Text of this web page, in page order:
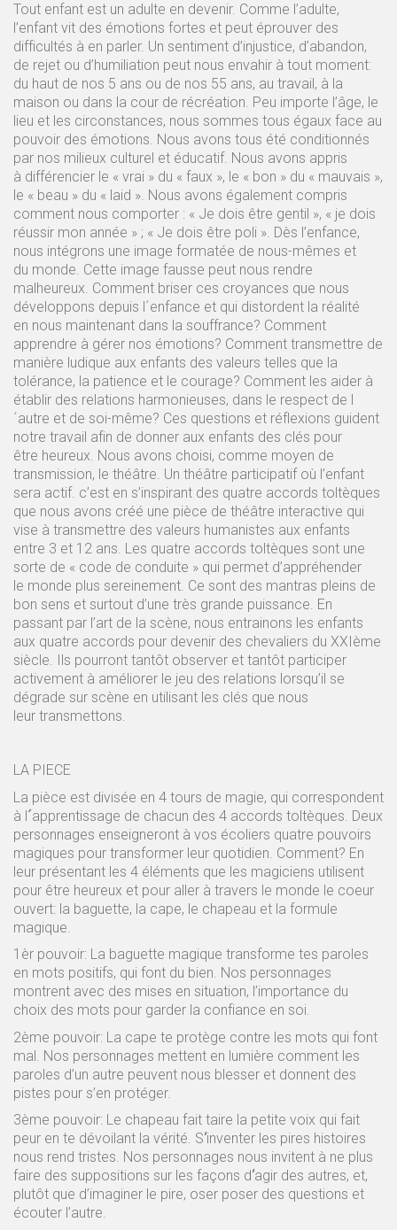
Tout enfant est un adulte en devenir. Comme l’adulte,
l’enfant vit des émotions fortes et peut éprouver des
difficultés à en parler. Un sentiment d’injustice, d’abandon,
de rejet ou d’humiliation peut nous envahir à tout moment:
du haut de nos 5 ans ou de nos 55 ans, au travail, à la
maison ou dans la cour de récréation. Peu importe l’âge, le
lieu et les circonstances, nous sommes tous égaux face au
pouvoir des émotions. Nous avons tous été conditionnés
par nos milieux culturel et éducatif. Nous avons appris
à différencier le « vrai » du « faux », le « bon » du « mauvais »,
le « beau » du « laid ». Nous avons également compris
comment nous comporter : « Je dois être gentil », « je dois
réussir mon année » ; « Je dois être poli ». Dès l’enfance,
nous intégrons une image formatée de nous-mêmes et
du monde. Cette image fausse peut nous rendre
malheureux. Comment briser ces croyances que nous
développons depuis l´enfance et qui distordent la réalité
en nous maintenant dans la souffrance? Comment
apprendre à gérer nos émotions? Comment transmettre de
manière ludique aux enfants des valeurs telles que la
tolérance, la patience et le courage? Comment les aider à
établir des relations harmonieuses, dans le respect de l
´autre et de soi-même? Ces questions et réflexions guident
notre travail afin de donner aux enfants des clés pour
être heureux. Nous avons choisi, comme moyen de
transmission, le théâtre. Un théâtre participatif où l’enfant
sera actif. c’est en s’inspirant des quatre accords toltèques
que nous avons créé une pièce de théâtre interactive qui
vise à transmettre des valeurs humanistes aux enfants
entre 3 et 12 ans. Les quatre accords toltèques sont une
sorte de « code de conduite » qui permet d’appréhender
le monde plus sereinement. Ce sont des mantras pleins de
bon sens et surtout d’une très grande puissance. En
passant par l’art de la scène, nous entrainons les enfants
aux quatre accords pour devenir des chevaliers du XXIème
siècle. Ils pourront tantôt observer et tantôt participer
activement à améliorer le jeu des relations lorsqu’il se
dégrade sur scène en utilisant les clés que nous
leur transmettons.
LA PIECE
La pièce est divisée en 4 tours de magie, qui correspondent
à l´apprentissage de chacun des 4 accords toltèques. Deux
personnages enseigneront à vos écoliers quatre pouvoirs
magiques pour transformer leur quotidien. Comment? En
leur présentant les 4 éléments que les magiciens utilisent
pour être heureux et pour aller à travers le monde le coeur
ouvert: la baguette, la cape, le chapeau et la formule
magique.
1èr pouvoir: La baguette magique transforme tes paroles
en mots positifs, qui font du bien. Nos personnages
montrent avec des mises en situation, l’importance du
choix des mots pour garder la confiance en soi.
2ème pouvoir: La cape te protège contre les mots qui font
mal. Nos personnages mettent en lumière comment les
paroles d’un autre peuvent nous blesser et donnent des
pistes pour s’en protéger.
3ème pouvoir: Le chapeau fait taire la petite voix qui fait
peur en te dévoilant la vérité. S‘inventer les pires histoires
nous rend tristes. Nos personnages nous invitent à ne plus
faire des suppositions sur les façons d‘agir des autres, et,
plutôt que d’imaginer le pire, oser poser des questions et
écouter l’autre.